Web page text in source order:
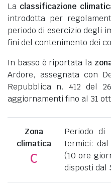
La classificazione
introdotta per
periodo di esercizio degli
fini del contenimento dei
In basso è riportata la
Ardore, assegnata con
Repubblica n. 412 del
aggiornamenti fino al 31
Zona
climatica
C
Periodo di
termici: dal
(10 ore
disposti dal